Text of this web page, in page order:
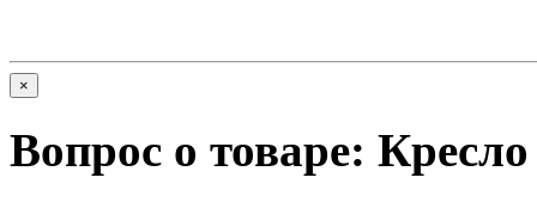
×
Вопрос о товаре: